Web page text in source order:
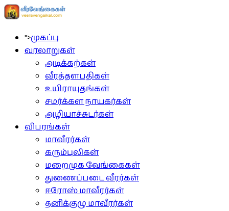
">முகப்பு
வரலாறுகள்
அடிக்கற்கள்
வீரத்தளபதிகள்
உயிராயுதங்கள்
சமர்க்கள நாயகர்கள்
அழியாச்சுடர்கள்
விபரங்கள்
மாவீரர்கள்
கரும்புலிகள்
மறைமுக வேங்கைகள்
துணைப்படை வீரர்கள்
ஈரோஸ் மாவீரர்கள்
தனிக்குழு மாவீரர்கள்